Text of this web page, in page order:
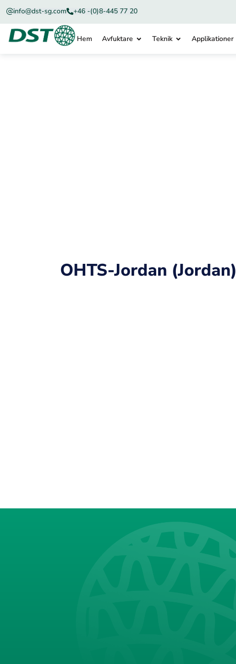
info@dst-sg.com +46 -(0)8-445 77 20
Hem Avfuktare Teknik Applikationer
OHTS-Jordan (Jordan)